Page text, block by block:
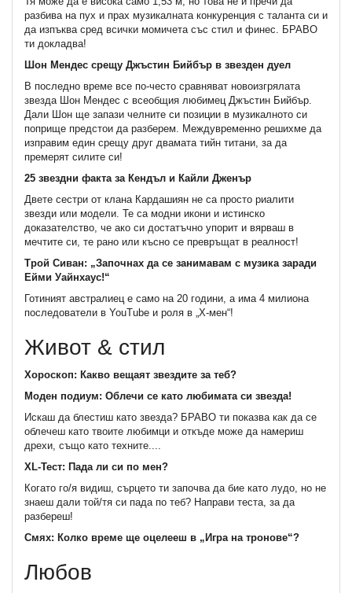
разбива на пух и прах музикалната конкуренция с таланта си и
да изпъква сред всички момичета със стил и финес. БРАВО
ти докладва!
Шон Мендес срещу Джъстин Бийбър в звезден дуел
В последно време все по-често сравняват новоизгрялата
звезда Шон Мендес с всеобщия любимец Джъстин Бийбър.
Дали Шон ще запази челните си позиции в музикалното си
поприще предстои да разберем. Междувременно решихме да
изправим един срещу друг двамата тийн титани, за да
премерят силите си!
25 звездни факта за Кендъл и Кайли Дженър
Двете сестри от клана Кардашиян не са просто риалити
звезди или модели. Те са модни икони и истинско
доказателство, че ако си достатъчно упорит и вярваш в
мечтите си, те рано или късно се превръщат в реалност!
Трой Сиван: „Започнах да се занимавам с музика заради
Ейми Уайнхаус!“
Готиният австралиец е само на 20 години, а има 4 милиона
последователи в YouTube и роля в „Х-мен“!
Живот & стил
Хороскоп: Какво вещаят звездите за теб?
Моден подиум: Облечи се като любимата си звезда!
Искаш да блестиш като звезда? БРАВО ти показва как да се
облечеш като твоите любимци и откъде може да намериш
дрехи, също като техните....
XL-Тест: Пада ли си по мен?
Когато го/я видиш, сърцето ти започва да бие като лудо, но не
знаеш дали той/тя си пада по теб? Направи теста, за да
разбереш!
Смях: Колко време ще оцелееш в „Игра на тронове“?
Любов